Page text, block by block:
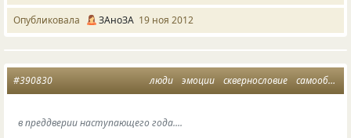
Опубликовала ЗАноЗА 19 ноя 2012
люди эмоции сквернословие самообладание
#390830
в преддверии наступающего года....